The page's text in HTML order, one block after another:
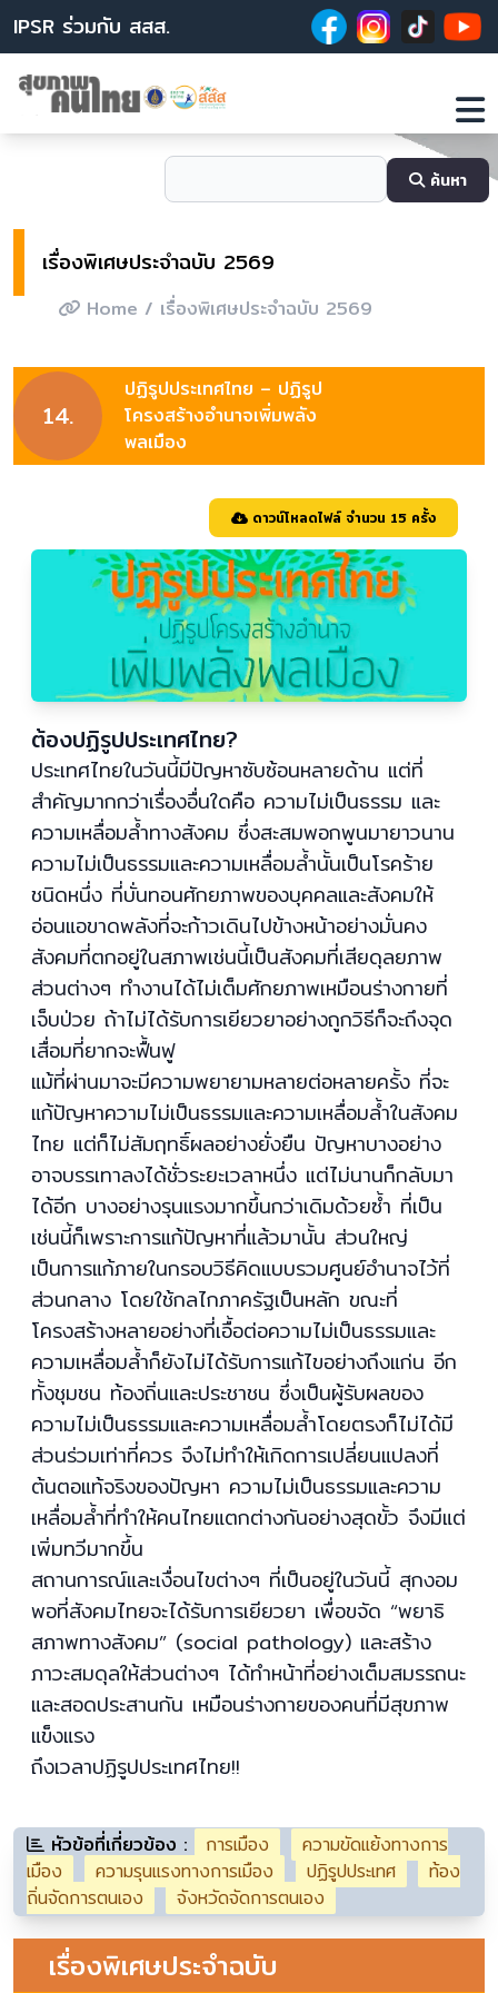
IPSR ร่วมกับ สสส.
ค้นหา
เรื่องพิเศษประจำฉบับ 2569
Home / เรื่องพิเศษประจำฉบับ 2569
14.
ปฏิรูปประเทศไทย – ปฏิรูป
โครงสร้างอำนาจเพิ่มพลัง
พลเมือง
ดาวน์โหลดไฟล์ จำนวน 15 ครั้ง
ต้องปฏิรูปประเทศไทย?
ประเทศไทยในวันนี้มีปัญหาซับซ้อนหลายด้าน แต่ที่
สำคัญมากกว่าเรื่องอื่นใดคือ ความไม่เป็นธรรม และ
ความเหลื่อมล้ำทางสังคม ซึ่งสะสมพอกพูนมายาวนาน
ความไม่เป็นธรรมและความเหลื่อมล้ำนั้นเป็นโรคร้าย
ชนิดหนึ่ง ที่บั่นทอนศักยภาพของบุคคลและสังคมให้
อ่อนแอขาดพลังที่จะก้าวเดินไปข้างหน้าอย่างมั่นคง
สังคมที่ตกอยู่ในสภาพเช่นนี้เป็นสังคมที่เสียดุลยภาพ
ส่วนต่างๆ ทำงานได้ไม่เต็มศักยภาพเหมือนร่างกายที่
เจ็บป่วย ถ้าไม่ได้รับการเยียวยาอย่างถูกวิธีก็จะถึงจุด
เสื่อมที่ยากจะฟื้นฟู
แม้ที่ผ่านมาจะมีความพยายามหลายต่อหลายครั้ง ที่จะ
แก้ปัญหาความไม่เป็นธรรมและความเหลื่อมล้ำในสังคม
ไทย แต่ก็ไม่สัมฤทธิ์ผลอย่างยั่งยืน ปัญหาบางอย่าง
อาจบรรเทาลงได้ชั่วระยะเวลาหนึ่ง แต่ไม่นานก็กลับมา
ได้อีก บางอย่างรุนแรงมากขึ้นกว่าเดิมด้วยซ้ำ ที่เป็น
เช่นนี้ก็เพราะการแก้ปัญหาที่แล้วมานั้น ส่วนใหญ่
เป็นการแก้ภายในกรอบวิธีคิดแบบรวมศูนย์อำนาจไว้ที่
ส่วนกลาง โดยใช้กลไกภาครัฐเป็นหลัก ขณะที่
โครงสร้างหลายอย่างที่เอื้อต่อความไม่เป็นธรรมและ
ความเหลื่อมล้ำก็ยังไม่ได้รับการแก้ไขอย่างถึงแก่น อีก
ทั้งชุมชน ท้องถิ่นและประชาชน ซึ่งเป็นผู้รับผลของ
ความไม่เป็นธรรมและความเหลื่อมล้ำโดยตรงก็ไม่ได้มี
ส่วนร่วมเท่าที่ควร จึงไม่ทำให้เกิดการเปลี่ยนแปลงที่
ต้นตอแท้จริงของปัญหา ความไม่เป็นธรรมและความ
เหลื่อมล้ำที่ทำให้คนไทยแตกต่างกันอย่างสุดขั้ว จึงมีแต่
เพิ่มทวีมากขึ้น
สถานการณ์และเงื่อนไขต่างๆ ที่เป็นอยู่ในวันนี้ สุกงอม
พอที่สังคมไทยจะได้รับการเยียวยา เพื่อขจัด “พยาธิ
สภาพทางสังคม” (social pathology) และสร้าง
ภาวะสมดุลให้ส่วนต่างๆ ได้ทำหน้าที่อย่างเต็มสมรรถนะ
และสอดประสานกัน เหมือนร่างกายของคนที่มีสุขภาพ
แข็งแรง
ถึงเวลาปฏิรูปประเทศไทย!!
หัวข้อที่เกี่ยวข้อง : การเมือง
ความขัดแย้งทางการ
เมือง
ความรุนแรงทางการเมือง ปฏิรูปประเทศ
ท้อง
ถิ่นจัดการตนเอง
จังหวัดจัดการตนเอง
เรื่องพิเศษประจำฉบับ